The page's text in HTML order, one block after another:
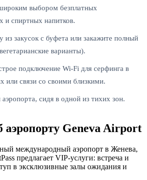
выбором безплатных
и спиртных напитков.
из закусок с буфета или закажите полный
варианты).
подключение Wi-Fi для серфинга в
или связи со своими близкими.
сидя в одной из тихих зон.
аэропорту Geneva Airport
международный аэропорт в Женева,
предлагает VIP-услуги: встреча и
в эксклюзивные залы ожидания и